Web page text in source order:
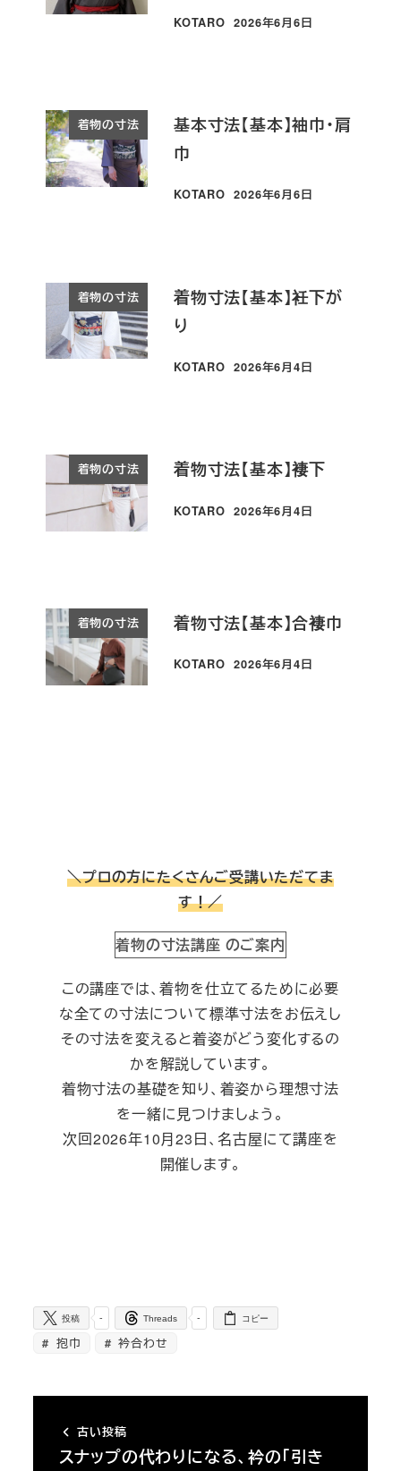
KOTARO
投稿日
2026年6月6日
着物の寸法
基本寸法【基本】袖巾・肩
巾
KOTARO
投稿日
2026年6月6日
着物の寸法
着物寸法【基本】衽下が
り
KOTARO
投稿日
2026年6月4日
着物の寸法 着物寸法【基本】褄下
KOTARO
投稿日
2026年6月4日
着物の寸法 着物寸法【基本】合褄巾​
KOTARO
投稿日
2026年6月4日
＼プロの方にたくさんご受講いただてま
す！／
着物の寸法講座 のご案内
この講座では、着物を仕立てるために必要
な全ての寸法について標準寸法をお伝えし
その寸法を変えると着姿がどう変化するの
かを解説しています。
着物寸法の基礎を知り、着姿から理想寸法
を一緒に見つけましょう。
次回2026年10月23日、名古屋にて講座を
開催します。
-
投稿 -
Threads コピー
抱巾 衿合わせ
古い投稿
スナップの代わりになる、衿の「引き